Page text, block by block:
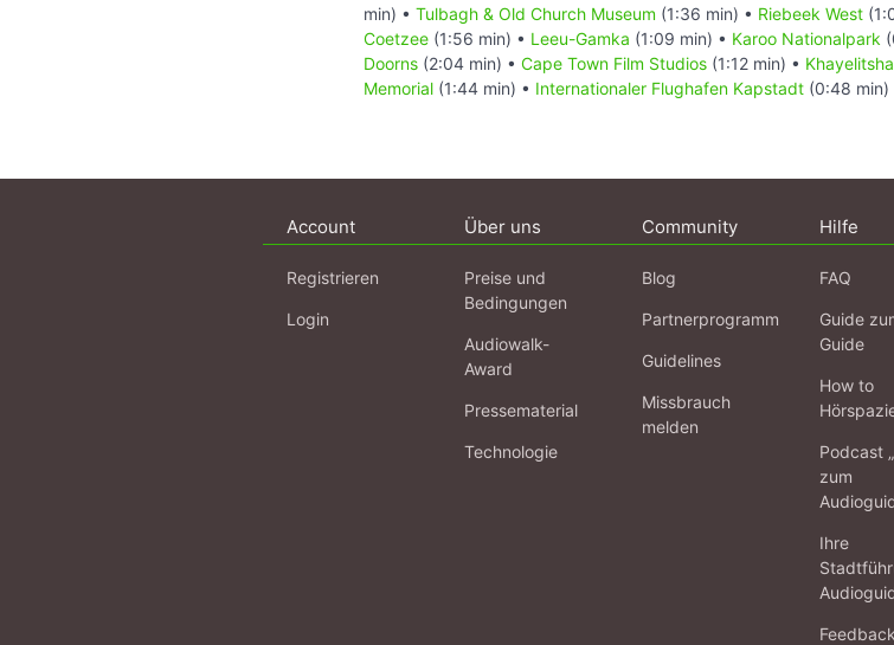
min) • Tulbagh & Old Church Museum (1:36 min) • Riebeek West
Coetzee (1:56 min) • Leeu-Gamka (1:09 min) • Karoo Nationalpark
Doorns (2:04 min) • Cape Town Film Studios (1:12 min) • Khayelitsha
Memorial (1:44 min) • Internationaler Flughafen Kapstadt (0:48 min)
Account
Registrieren
Login
Über uns
Preise und
Bedingungen
Audiowalk-
Award
Pressematerial
Technologie
Community
Blog
Partnerprogramm
Guidelines
Missbrauch
melden
Hilfe
FAQ
Guide
Guide
How to
Podcast
zum
Ihre
Feedback